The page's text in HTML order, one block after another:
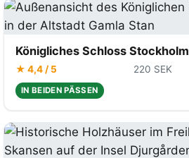
Königliches Schloss Stockholm
★ 4,4 / 5 220 SEK
IN BEIDEN PÄSSEN